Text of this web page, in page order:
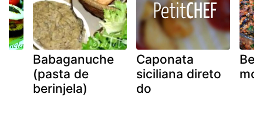
Babaganuche
(pasta de
berinjela)
Caponata
siciliana direto
do